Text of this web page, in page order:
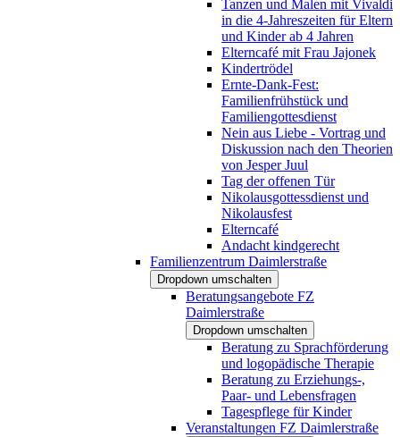
Tanzen und Malen mit Vivaldi
in die 4-Jahreszeiten für Eltern
und Kinder ab 4 Jahren
Elterncafé mit Frau Jajonek
Kindertrödel
Ernte-Dank-Fest:
Familienfrühstück und
Familiengottesdienst
Nein aus Liebe - Vortrag und
Diskussion nach den Theorien
von Jesper Juul
Tag der offenen Tür
Nikolausgottessdienst und
Nikolausfest
Elterncafé
Andacht kindgerecht
Familienzentrum Daimlerstraße
Dropdown umschalten
Beratungsangebote FZ
Daimlerstraße
Dropdown umschalten
Beratung zu Sprachförderung
und logopädische Therapie
Beratung zu Erziehungs-,
Paar- und Lebensfragen
Tagespflege für Kinder
Veranstaltungen FZ Daimlerstraße